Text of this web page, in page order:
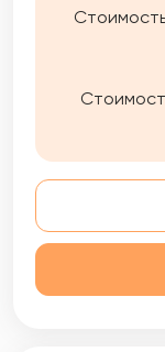
образную
гештальт
процессе
психики,
сферы,